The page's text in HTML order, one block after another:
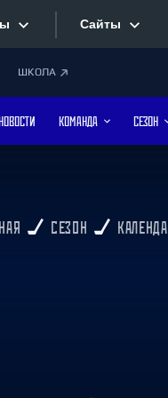
Боброва
Лада
Торпедо
Сайты
ШКОЛА
КОМАНДА СЕЗОН
СЕЗОН